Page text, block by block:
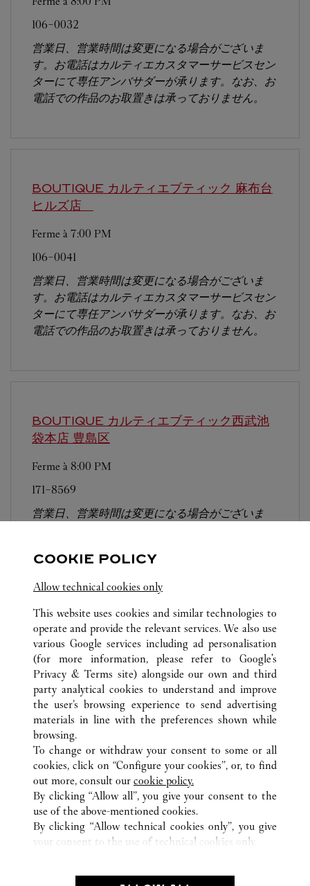
106-0032
営業日、営業時間は変更になる場合がございま
す。お電話はカルティエカスタマーサービスセン
ターにて専任アンバサダーが承ります。なお、お
電話での作品のお取置きは承っておりません。
BOUTIQUE カルティエブティック 麻布台
ヒルズ店
Ferme à 7:00 PM
106-0041
営業日、営業時間は変更になる場合がございま
す。お電話はカルティエカスタマーサービスセン
ターにて専任アンバサダーが承ります。なお、お
電話での作品のお取置きは承っておりません。
BOUTIQUE カルティエブティック西武池
袋本店 豊島区
Ferme à 8:00 PM
171-8569
営業日、営業時間は変更になる場合がございま
電話での作品のお取置きは承っておりません。
TOUTES LES BOUTIQUES CARTIER JAPON
東京都
渋谷区
千駄ヶ谷 5-24-2
SERVICE CLIENT
NOUS CONTACTER
NOTRE ENTREPRISE
CARRIÈRES
TROUVER UNE BOUTIQUE
COOKIE POLICY
Allow technical cookies only
This website uses cookies and similar technologies to
operate and provide the relevant services. We also use
various Google services including ad personalisation
(for more information, please refer to Google's
Privacy & Terms site) alongside our own and third
party analytical cookies to understand and improve
the user’s browsing experience to send advertising
materials in line with the preferences shown while
browsing.
To change or withdraw your consent to some or all
cookies, click on “Configure your cookies”, or, to find
out more, consult our cookie policy.
By clicking “Allow all”, you give your consent to the
use of the above-mentioned cookies.
By clicking “Allow technical cookies only”, you give
your consent to the use of technical cookies only.